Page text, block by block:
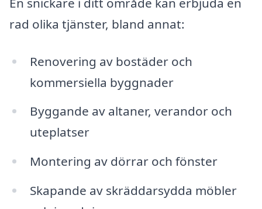
rad olika tjänster, bland annat:
Renovering av bostäder och
kommersiella byggnader
Byggande av altaner, verandor och
uteplatser
Montering av dörrar och fönster
Skapande av skräddarsydda möbler